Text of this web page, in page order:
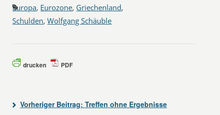
Europa, Eurozone, Griechenland,
Schulden,Wolfgang Schäuble
drucken PDF
Vorheriger Beitrag: Treffen ohne Ergebnisse